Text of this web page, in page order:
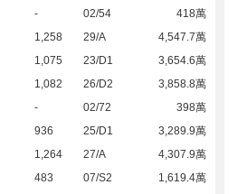
- 02/54
418萬
1,258 29/A
4,547.7萬
1,075 23/D1
3,654.6萬
1,082 26/D2
3,858.8萬
- 02/72
398萬
936 25/D1
3,289.9萬
1,264 27/A
4,307.9萬
483 07/S2
1,619.4萬